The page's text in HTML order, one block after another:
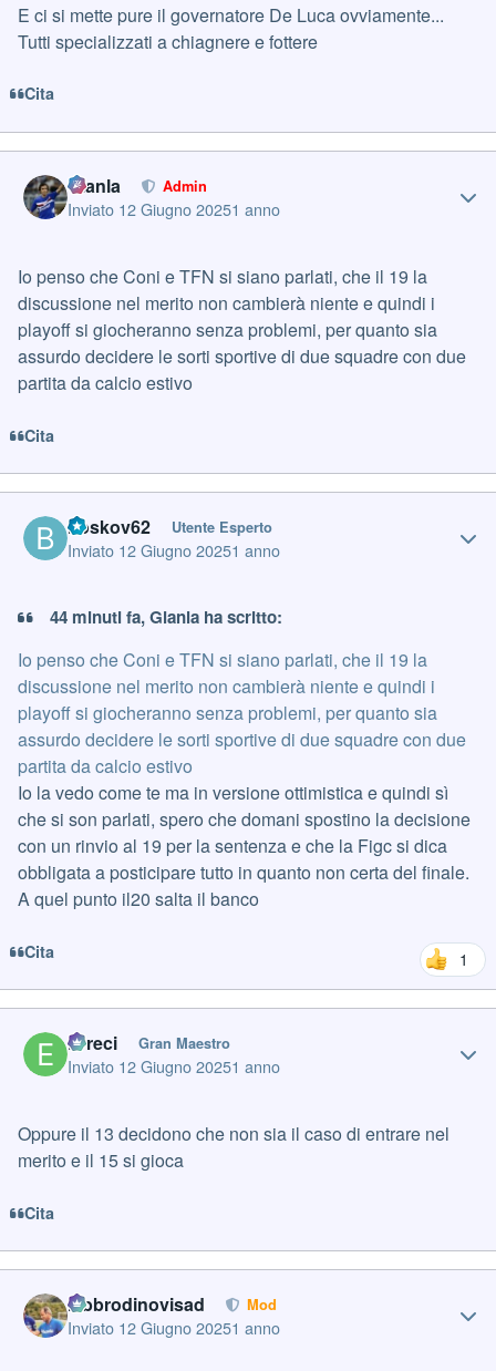
E ci si mette pure il governatore De Luca ovviamente...
Tutti specializzati a chiagnere e fottere
Cita
Gianla Admin
Inviato 12 Giugno 20251 anno
Io penso che Coni e TFN si siano parlati, che il 19 la
discussione nel merito non cambierà niente e quindi i
playoff si giocheranno senza problemi, per quanto sia
assurdo decidere le sorti sportive di due squadre con due
partita da calcio estivo
Cita
boskov62 Utente Esperto
Inviato 12 Giugno 20251 anno
44 minuti fa, Gianla ha scritto:
Io penso che Coni e TFN si siano parlati, che il 19 la
discussione nel merito non cambierà niente e quindi i
playoff si giocheranno senza problemi, per quanto sia
assurdo decidere le sorti sportive di due squadre con due
partita da calcio estivo
Io la vedo come te ma in versione ottimistica e quindi sì
che si son parlati, spero che domani spostino la decisione
con un rinvio al 19 per la sentenza e che la Figc si dica
obbligata a posticipare tutto in quanto non certa del finale.
A quel punto il20 salta il banco
Cita 1
Erreci Gran Maestro
Inviato 12 Giugno 20251 anno
Oppure il 13 decidono che non sia il caso di entrare nel
merito e il 15 si gioca
Cita
labbrodinovisad Mod
Inviato 12 Giugno 20251 anno